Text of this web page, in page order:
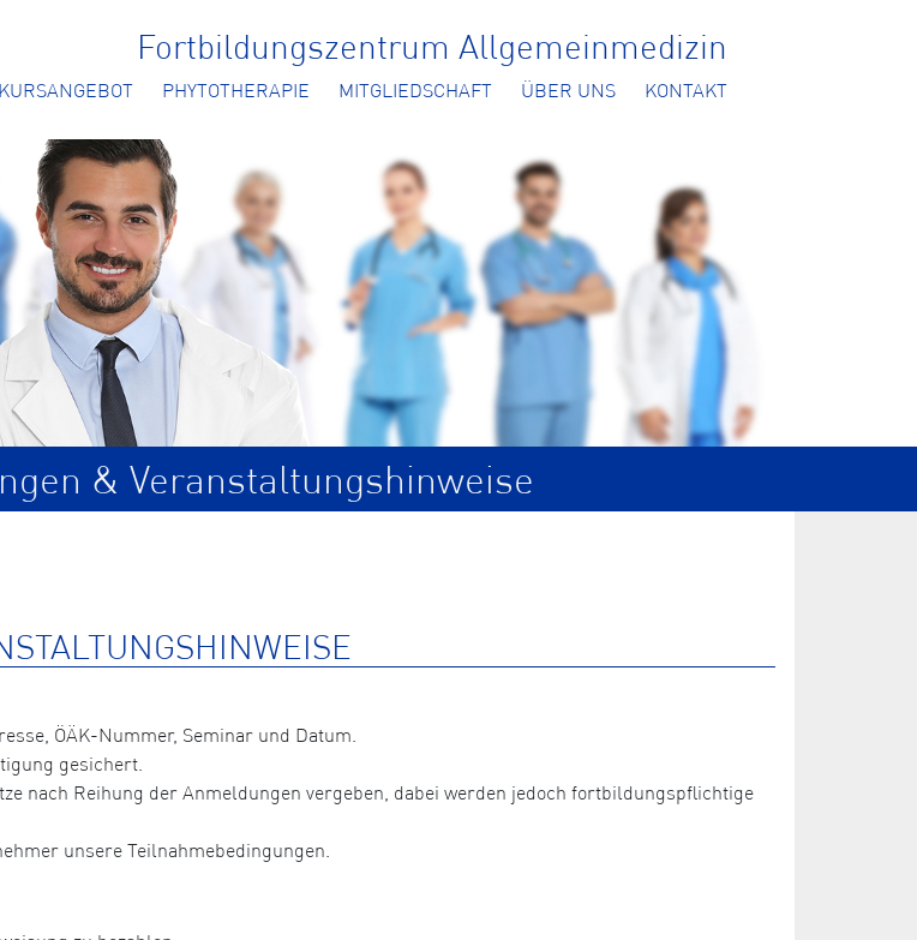
Fortbildungszentrum Allgemeinmedizin
KURSANGEBOT PHYTOTHERAPIE MITGLIEDSCHAFT ÜBER UNS KONTAKT
& Veranstaltungshinweise
ÖÄK-Nummer, Seminar und Datum.
gesichert.
nach Reihung der Anmeldungen vergeben, dabei werden jedoch fortbildungspflichtige
unsere Teilnahmebedingungen.